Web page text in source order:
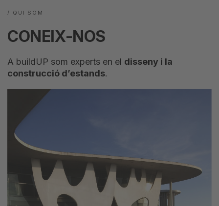
/ QUI SOM
CONEIX-NOS
A buildUP som experts en el disseny i la
construcció d’estands.